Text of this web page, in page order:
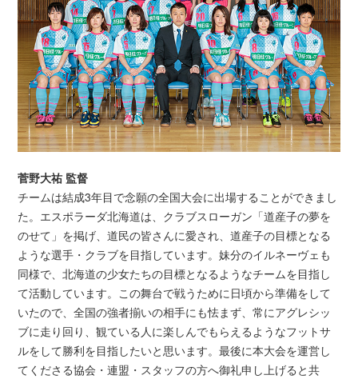
菅野大祐 監督
チームは結成3年目で念願の全国大会に出場することができまし
た。エスポラーダ北海道は、クラブスローガン「道産子の夢を
のせて」を掲げ、道民の皆さんに愛され、道産子の目標となる
ような選手・クラブを目指しています。妹分のイルネーヴェも
同様で、北海道の少女たちの目標となるようなチームを目指し
て活動しています。この舞台で戦うために日頃から準備をして
いたので、全国の強者揃いの相手にも怯まず、常にアグレシッ
ブに走り回り、観ている人に楽しんでもらえるようなフットサ
ルをして勝利を目指したいと思います。最後に本大会を運営し
てくださる協会・連盟・スタッフの方へ御礼申し上げると共